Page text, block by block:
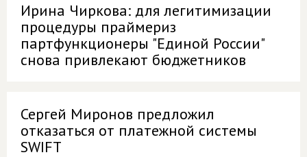
Ирина Чиркова: для легитимизации
процедуры праймериз
партфункционеры "Единой России"
снова привлекают бюджетников
Сергей Миронов предложил
отказаться от платежной системы
SWIFT